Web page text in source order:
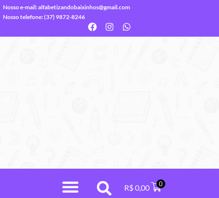
Nosso e-mail:alfabetizandobaixinhos@gmail.com
Nosso telefone: (37) 9872-8246
R$0,00 0